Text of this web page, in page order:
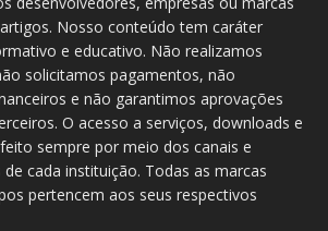
Nosso conteúdo tem caráter
e educativo. Não realizamos
solicitamos pagamentos, não
e não garantimos aprovações
O acesso a serviços, downloads e
sempre por meio dos canais e
cada instituição. Todas as marcas
pertencem aos seus respectivos